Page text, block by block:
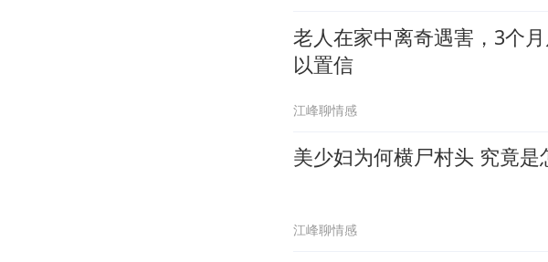
老人在家中离奇遇害，3个
以置信
江峰聊情感
美少妇为何
江峰聊情感